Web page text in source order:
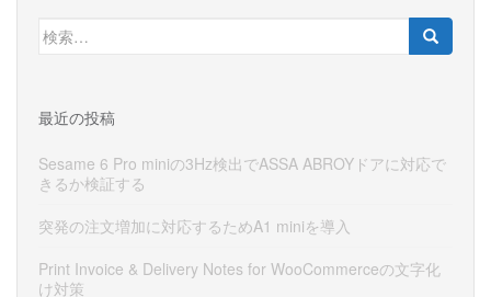
検
索:
最近の投稿
Sesame 6 Pro miniの3Hz検出でASSA ABROYドアに対応で
きるか検証する
突発の注文増加に対応するためA1 miniを導入
Print Invoice & Delivery Notes for WooCommerceの文字化
け対策